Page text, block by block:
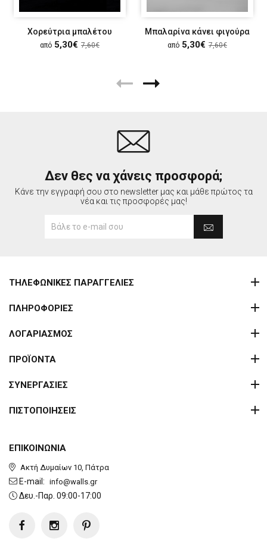
Χορεύτρια μπαλέτου
από 5,30€ 7,60€
Μπαλαρίνα κάνει φιγούρα
από 5,30€ 7,60€
Δεν θες να χάνεις προσφορά;
Κάνε την εγγραφή σου στο newsletter μας και μάθε πρώτος τα
νέα και τις προσφορές μας!
ΕΠΙΚΟΙΝΩΝΙΑ
Ακτή Δυμαίων 10, Πάτρα
E-mail: info@walls.gr
Δευ.-Παρ. 09:00-17:00
ΤΗΛΕΦΩΝΙΚΕΣ ΠΑΡΑΓΓΕΛΙΕΣ
ΠΛΗΡΟΦΟΡΙΕΣ
ΛΟΓΑΡΙΑΣΜΟΣ
ΠΡΟΪΟΝΤΑ
ΣΥΝΕΡΓΑΣΙΕΣ
ΠΙΣΤΟΠΟΙΗΣΕΙΣ